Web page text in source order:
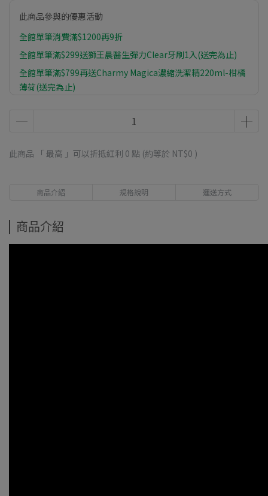
此商品參與的優惠活動
全館單筆消費滿$1200再9折
全館單筆滿$299送獅王晨醫生彈力Clear牙刷1入(送完為止)
全館單筆滿$799再送Charmy Magica濃縮洗潔精220ml-柑橘
薄荷(送完為止)
完為止)
此商品 「 最高 」可以折抵紅利 0 點 (約等於 NT$0 )
商品介紹 規格說明 運送方式
商品介紹